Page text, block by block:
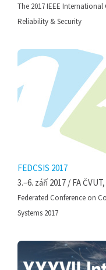
The 2017 IEEE
Reliability & Security
FEDCSIS 2017
3.–6. září 2017 / FA
Federated Conference on
Systems 2017